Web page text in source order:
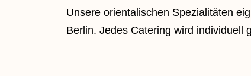
Unsere orientalischen Spezialitäten
Berlin. Jedes Catering wird individuell